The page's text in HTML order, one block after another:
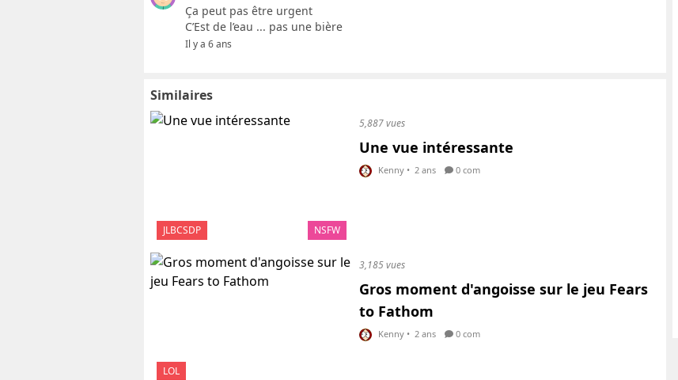
Ça peut pas être urgent
C’Est de l’eau ... pas une bière
Il y a 6 ans
Similaires
JLBCSDP NSFW
5,887 vues
Une vue intéressante
Kenny • 2 ans 0 com
LOL
3,185 vues
Gros moment d'angoisse sur le jeu Fears
to Fathom
Kenny • 2 ans 0 com